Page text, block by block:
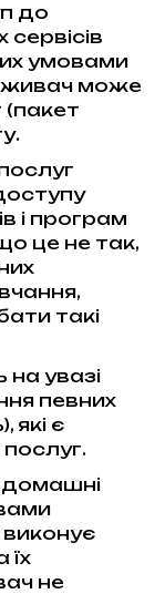
до
умовами
може
і програм
це не так,
такі
увазі
певних
які є
виконує
їх
не